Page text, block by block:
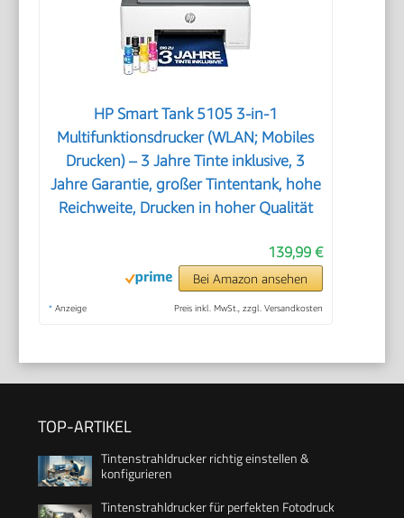
HP Smart Tank 5105 3-in-1
Multifunktionsdrucker (WLAN; Mobiles
Drucken) – 3 Jahre Tinte inklusive, 3
Jahre Garantie, großer Tintentank, hohe
Reichweite, Drucken in hoher Qualität
139,99 €
Bei Amazon ansehen
* Anzeige Preis inkl. MwSt., zzgl. Versandkosten
TOP-ARTIKEL
Tintenstrahldrucker richtig einstellen &
konfigurieren
Tintenstrahldrucker für perfekten Fotodruck